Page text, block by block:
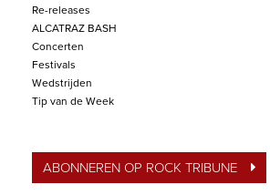
Re-releases
ALCATRAZ BASH
Concerten
Festivals
Wedstrijden
Tip van de Week
ABONNEREN OP ROCK TRIBUNE